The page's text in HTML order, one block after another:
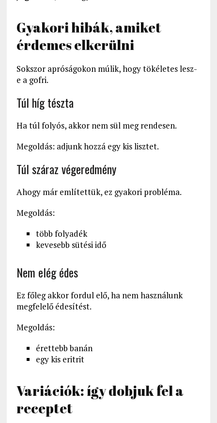
Gyakori hibák, amiket
érdemes elkerülni
Sokszor apróságokon múlik, hogy tökéletes lesz-
e a gofri.
Túl híg tészta
Ha túl folyós, akkor nem sül meg rendesen.
Megoldás: adjunk hozzá egy kis lisztet.
Túl száraz végeredmény
Ahogy már említettük, ez gyakori probléma.
Megoldás:
több folyadék
kevesebb sütési idő
Nem elég édes
Ez főleg akkor fordul elő, ha nem használunk
megfelelő édesítést.
Megoldás:
érettebb banán
egy kis eritrit
Variációk: így dobjuk fel a
receptet